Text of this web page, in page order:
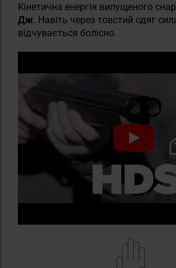
Кінетична енергія випущеного
Дж. Навіть через товстий одяг
відчувається болісно.